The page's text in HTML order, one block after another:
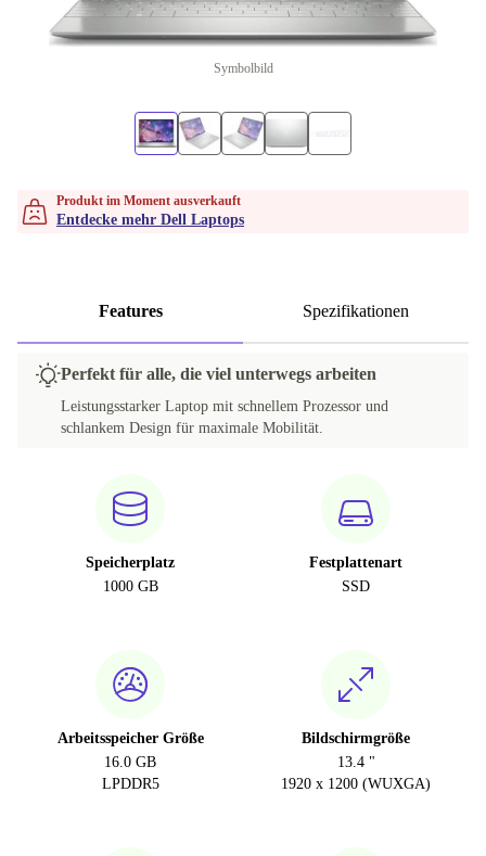
Symbolbild
Produkt im Moment ausverkauft
Entdecke mehr Dell Laptops
Features Spezifikationen
Perfekt für alle, die viel unterwegs arbeiten
Leistungsstarker Laptop mit schnellem Prozessor und
schlankem Design für maximale Mobilität.
Speicherplatz
1000 GB
Festplattenart
SSD
Arbeitsspeicher Größe
16.0 GB
LPDDR5
Bildschirmgröße
13.4 "
1920 x 1200 (WUXGA)